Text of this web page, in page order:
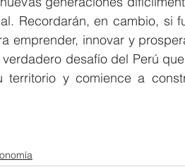
Recordarán, en cambio, si
emprender, innovar y
desafío del Perú
territorio y comience a